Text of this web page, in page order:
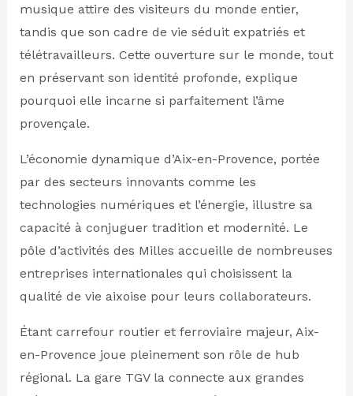
musique attire des visiteurs du monde entier,
tandis que son cadre de vie séduit expatriés et
télétravailleurs. Cette ouverture sur le monde, tout
en préservant son identité profonde, explique
pourquoi elle incarne si parfaitement l’âme
provençale.
L’économie dynamique d’Aix-en-Provence, portée
par des secteurs innovants comme les
technologies numériques et l’énergie, illustre sa
capacité à conjuguer tradition et modernité. Le
pôle d’activités des Milles accueille de nombreuses
entreprises internationales qui choisissent la
qualité de vie aixoise pour leurs collaborateurs.
Étant carrefour routier et ferroviaire majeur, Aix-
en-Provence joue pleinement son rôle de hub
régional. La gare TGV la connecte aux grandes